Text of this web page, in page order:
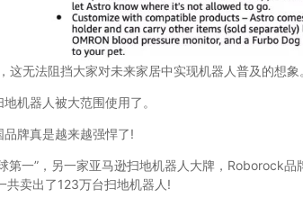
无法阻挡大家对未来家居中实现机器人普及的想象
器人被大范围使用了。
牌真是越来越强悍了!
一”，另一家亚马逊扫地机器人大牌，Roborock品
共卖出了123万台扫地机器人!